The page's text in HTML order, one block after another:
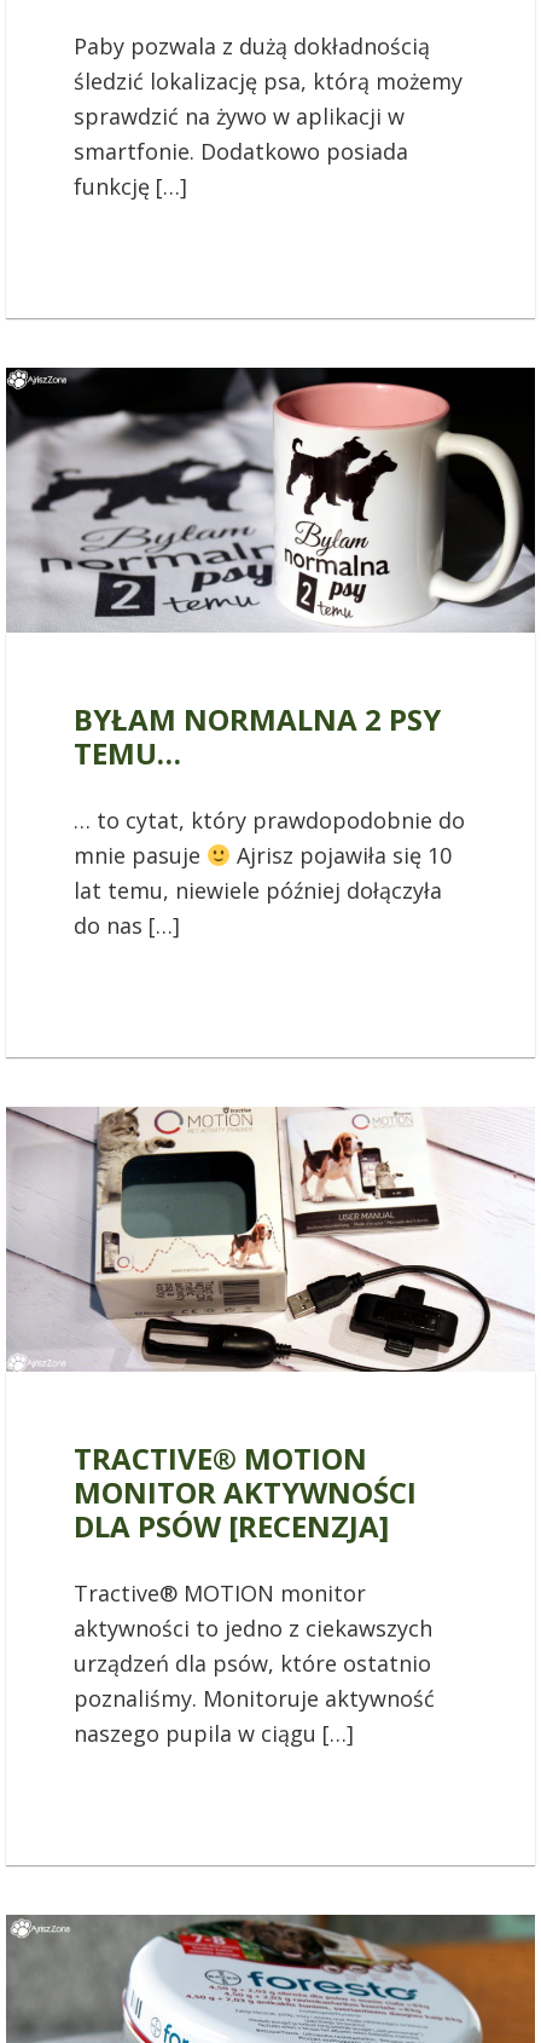
Paby pozwala z dużą dokładnością
śledzić lokalizację psa, którą możemy
sprawdzić na żywo w aplikacji w
smartfonie. Dodatkowo posiada
funkcję […]
BYŁAM NORMALNA 2 PSY
TEMU…
… to cytat, który prawdopodobnie do
mnie pasuje
Ajrisz pojawiła się 10
lat temu, niewiele później dołączyła
do nas […]
TRACTIVE® MOTION
MONITOR AKTYWNOŚCI
DLA PSÓW [RECENZJA]
Tractive® MOTION monitor
aktywności to jedno z ciekawszych
urządzeń dla psów, które ostatnio
poznaliśmy. Monitoruje aktywność
naszego pupila w ciągu […]